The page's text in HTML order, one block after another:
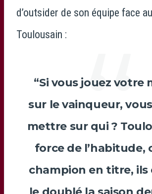
d’outsider de son équipe face
Toulousain :
“Si vous jouez votre
sur le vainqueur,
mettre sur qui ?
force de l’habitude,
champion en titre,